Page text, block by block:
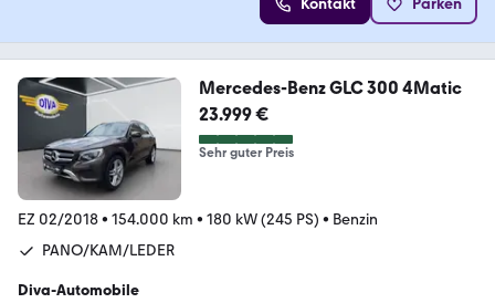
Mercedes-Benz GLC 300 4Matic
23.999 €
Sehr guter Preis
EZ 02/2018• 154.000 km • 180 kW (245 PS) • Benzin
PANO/KAM/LEDER
Diva-Automobile